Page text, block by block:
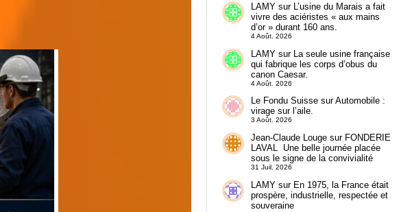
LAMYsur L’usine du Marais a fait
vivre des aciéristes « aux mains
d’or » durant 160 ans.
4 Août. 2026
LAMYsur La seule usine française
qui fabrique les corps d’obus du
canon Caesar.
4 Août. 2026
Le Fondu SuissesurAutomobile :
virage sur l’aile.
3 Août. 2026
Jean-Claude Lougesur FONDERIE
LAVAL Une belle journée placée
sous le signe de la convivialité
31 Juil. 2026
LAMYsur En 1975, la France était
prospère, industrielle, respectée et
souveraine